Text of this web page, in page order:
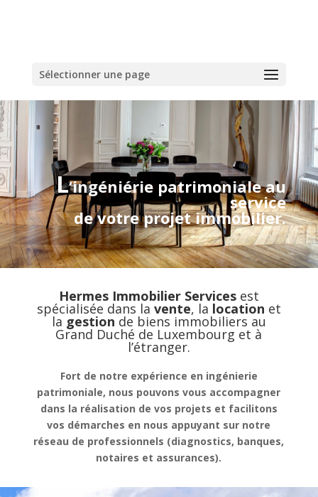
Sélectionner une page
L‘ingéniérie patrimoniale au
service
de votre projet immobilier.
Hermes Immobilier Servicesest
spécialisée dans la vente, la location et
la gestion de biens immobiliers au
Grand Duché de Luxembourg et à
l’étranger.
Fort de notre expérience en ingénierie
patrimoniale, nous pouvons vous accompagner
dans la réalisation de vos projets et facilitons
vos démarches en nous appuyant sur notre
réseau de professionnels (diagnostics, banques,
notaires et assurances).